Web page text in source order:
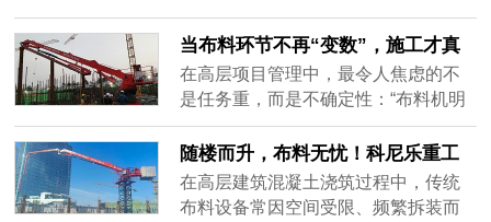
众多项目团队的高效之选。电梯井内
爬式：随楼攀升，全程驻场针对设有
电梯井......
带式、顶升式到底有什么区别？为什
么有的用一个月就换，有的能干完整
个项目？这些问题，光看参数表根本
答不了。真正影响使用体验的，往往
性。首先，明确你的项目类型：如果
是30层以上的高层住宅，标准层重复
施工......
当布料环节不再“变数”，施工才真
正可控
在高层项目管理中，最令人焦虑的不
是任务重，而是不确定性：“布料机明
天能不能按时装好？”“这层异形区泵管
够不够长？”“工人拖管会不会耽误收面
时间？”这些看似细节的问题，实则不
断侵蚀着施工计划的确定性。而科尼
随楼而升，布料无忧！科尼乐重工
电梯井内爬式液压布料机，让高层
施工快人一步
在高层建筑混凝土浇筑过程中，传统
布料设备常因空间受限、频繁拆装而